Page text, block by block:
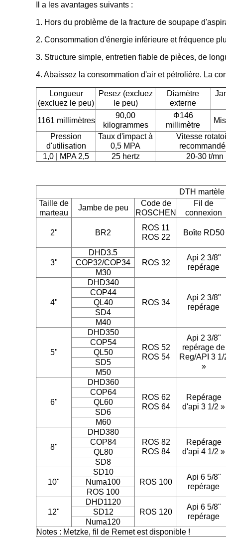
Il a les avantages suivants :
1. Hors du problème de la fracture de soupape
2. Consommation d'énergie inférieure et fréquence
3. Structure simple, entretien fiable de pièces, de
4. Abaissez la consommation d'air et pétrolière. La
Longueur
(excluez le peu)
Pesez (excluez
le peu)
Diamètre
externe
1161 millimètres
90,00
kilogrammes
Φ146
millimètre
Pression
d'utilisation
Taux d'impact à
0,5 MPA
Vitesse
1,0 | MPA 2,5
25 hertz 20-30 t/mn
DTH
Taille de
marteau
Jambe de peu
Code de
ROSCHEN
Fil de
connexion
2" BR2
ROS 11
ROS 22
Boîte RD50
3"
DHD3.5
ROS 32
Api 2 3/8"
repérage
COP32/COP34
M30
4"
DHD340
ROS 34
Api 2 3/8"
repérage
COP44
QL40
SD4
M40
5"
DHD350
ROS 52
ROS 54
Api 2 3/8"
repérage de
Reg/API 3 1/
»
COP54
QL50
SD5
M50
6"
DHD360
ROS 62
ROS 64
Repérage
d'api 3 1/2 »
COP64
QL60
SD6
M60
8"
DHD380
ROS 82
ROS 84
Repérage
d'api 4 1/2 »
COP84
QL80
SD8
10"
SD10
ROS 100
Api 6 5/8"
repérage
Numa100
ROS 100
12"
DHD1120
ROS 120
Api 6 5/8"
repérage
SD12
Numa120
Notes : Metzke, fil de Remet est disponible !